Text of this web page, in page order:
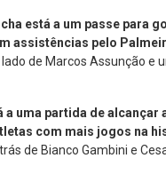
está a um passe para
assistências pelo
de Marcos Assunção e
a uma partida de alcançar
com mais jogos na
de Bianco Gambini e